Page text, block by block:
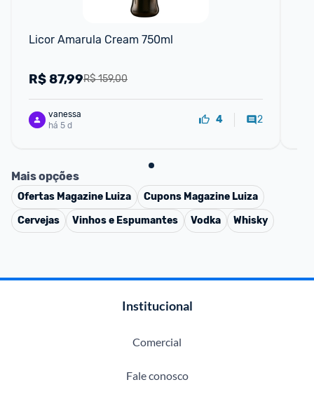
Licor Amarula Cream 750ml
R$ 159,00
R$87,99
vanessa
há 5 d
4 2
Mais opções
Ofertas Magazine Luiza Cupons Magazine Luiza
Cervejas
Vinhos e Espumantes Vodka Whisky
Institucional
Comercial
Fale conosco